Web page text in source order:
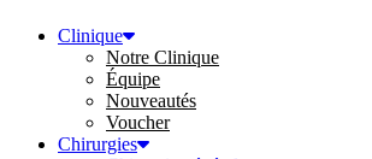
Clinique
Notre Clinique
Équipe
Nouveautés
Voucher
Chirurgies